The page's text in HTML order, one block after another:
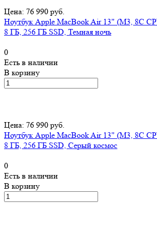
Цена: 76 990 руб.
Ноутбук Apple MacBook Air 13" (M3, 8C
8 ГБ, 256 ГБ SSD, Темная ночь
0
Есть в наличии
В корзину
Цена: 76 990 руб.
Ноутбук Apple MacBook Air 13" (M3, 8C
8 ГБ, 256 ГБ SSD, Серый космос
0
Есть в наличии
В корзину